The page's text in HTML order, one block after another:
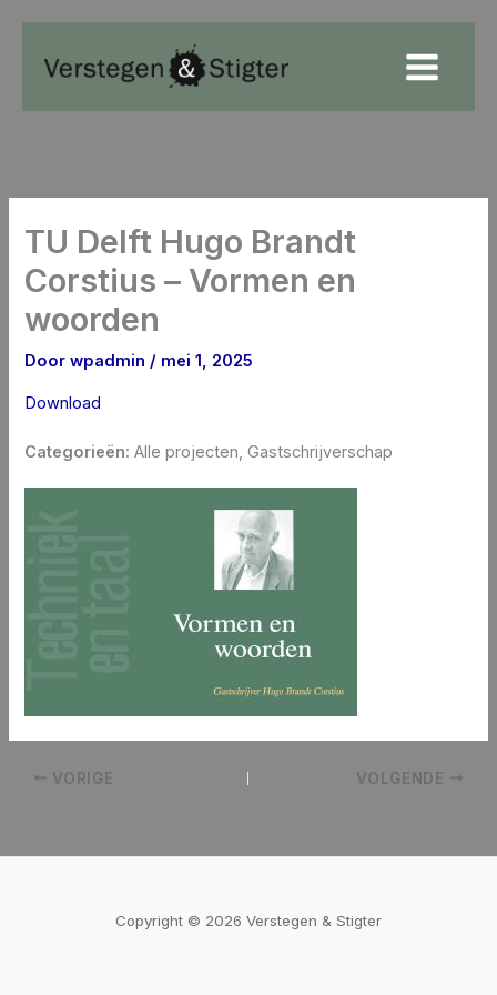
TU Delft Hugo Brandt
Corstius – Vormen en
woorden
Doorwpadmin / mei 1, 2025
Download
Categorieën:Alle projecten, Gastschrijverschap
VORIGE VOLGENDE
Copyright © 2026 Verstegen & Stigter